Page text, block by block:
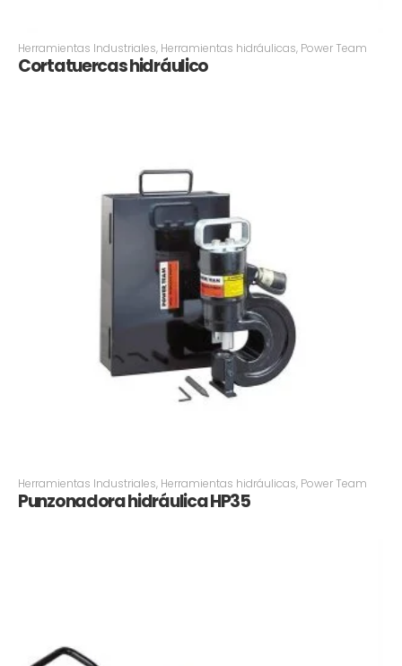
Herramientas Industriales, Herramientas hidráulicas, Power Team
Cortatuercas hidráulico
Herramientas Industriales, Herramientas hidráulicas, Power Team
Punzonadora hidráulica HP35